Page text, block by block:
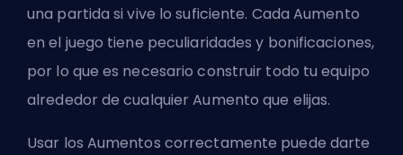
una partida si vive lo suficiente. Cada Aumento
en el juego tiene peculiaridades y bonificaciones,
por lo que es necesario construir todo tu equipo
alrededor de cualquier Aumento que elijas.
Usar los Aumentos correctamente puede darte